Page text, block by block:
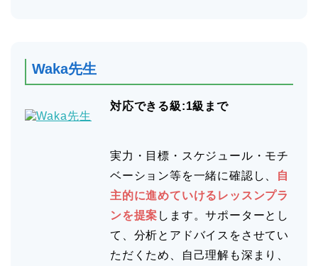
Waka先生
対応できる級:1級まで
実力・目標・スケジュール・モチ
ベーション等を一緒に確認し、
自
主的に進めていけるレッスンプラ
ンを提案 します。サポーターとし
て、分析とアドバイスをさせてい
ただくため、自己理解も深まり、